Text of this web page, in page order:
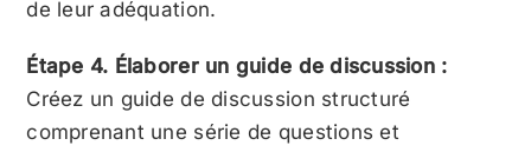
de leur adéquation.
Étape 4. Élaborer un guide de discussion :
Créez un guide de discussion structuré
comprenant une série de questions et